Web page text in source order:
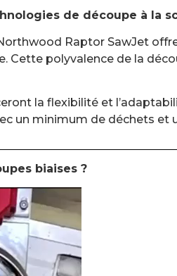
de découpe à la
Raptor SawJet
polyvalence de la
la flexibilité et
un minimum de déchets
biaises ?